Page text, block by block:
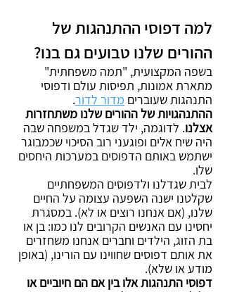
למה דפוסי ההתנהגות של
ההורים שלנו טבועים גם בנו?
בשפה המקצועית, "תמה משפחתית"
מתארת אמונות, תפיסות עולם ודפוסי
התנהגות שעוברים מדור לדור.
ההתנהגויות של ההורים שלנו משתחזרות
אצלנו. לדוגמה, ילד שגדל במשפחה שבה
היה שיח אלים ופוגעני רוב הסיכוי שכמבוגר
ישתמש באותם הדפוסים במערכות היחסים
שלו.
לבית שגדלנו ולדפוסים המשפחתיים
שקלטנו ישנה השפעה עצומה על החיים
שלנו, (אם אנחנו רוצים או לא). במסגרת
יחסינו עם האנשים הקרובים לנו כמו: בן או
בת הזוג, הילדים וחברים אנחנו משחזרים
את אותם דפוסים שחווינו עם הורינו, (באופן
מודע או שלא).
דפוסי התנהגות אלו בין אם הם חיוביים או